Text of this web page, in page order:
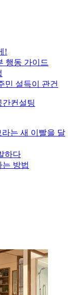
!
행동 가이드
민 설득이 관건
간컨설팅
는 새 이빨을 달
하다
방법